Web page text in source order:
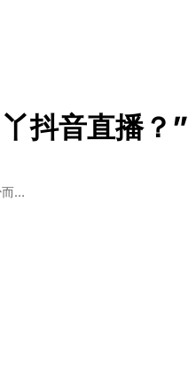
抖音直播？”
而…